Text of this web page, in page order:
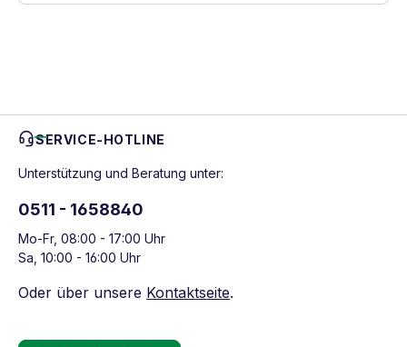
SERVICE-HOTLINE
Unterstützung und Beratung unter:
0511 - 1658840
Mo-Fr, 08:00 - 17:00 Uhr
Sa, 10:00 - 16:00 Uhr
Oder über unsere Kontaktseite.